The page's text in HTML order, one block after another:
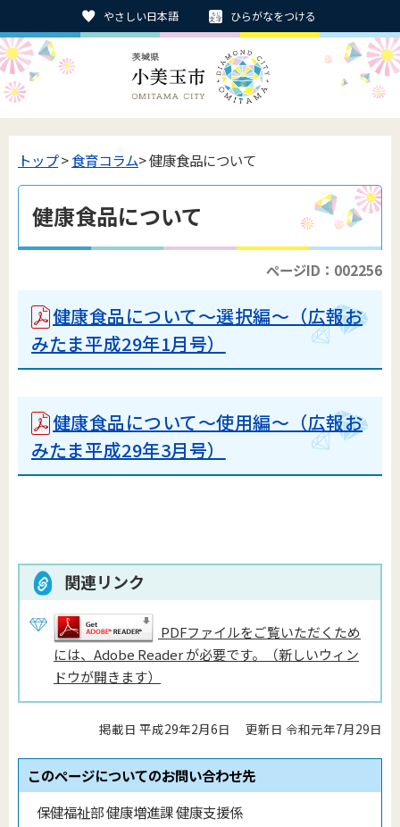
やさしい日本語 ひらがなをつける
トップ>食育コラム> 健康食品について
健康食品について
ページID：002256
健康食品について～選択編～（広報お
みたま平成29年1月号）
健康食品について～使用編～（広報お
みたま平成29年3月号）
関連リンク
PDFファイルをご覧いただくため
には、Adobe Reader が必要です。（新しいウィン
ドウが開きます）
掲載日 平成29年2月6日 更新日 令和元年7月29日
このページについてのお問い合わせ先
保健福祉部 健康増進課 健康支援係